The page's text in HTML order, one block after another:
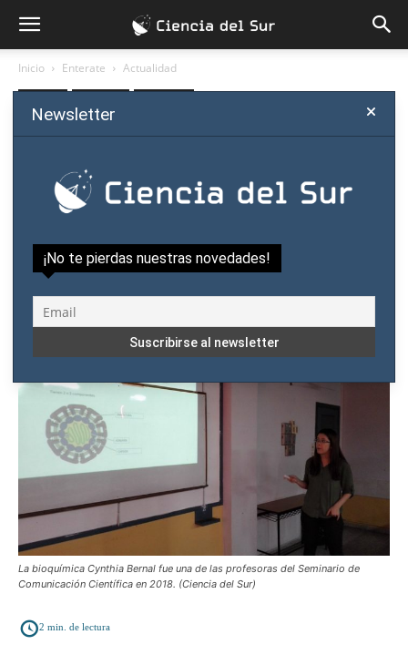
Inicio Enterate Actualidad
Seminario anual de
comunicación científica será
sobre ciencias naturales
La bioquímica Cynthia Bernal fue una de las profesoras del Seminario de
Comunicación Científica en 2018. (Ciencia del Sur)
2 min. de lectura
Newsletter
¡No te pierdas nuestras novedades!